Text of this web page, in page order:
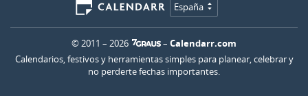
España
© 2011 – 2026 – Calendarr.com
Calendarios, festivos y herramientas simples para planear, celebrar y
no perderte fechas importantes.